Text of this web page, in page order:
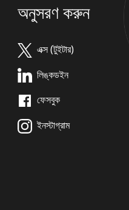
অনুসরণ করুন
এক্স (টুইটার)
লিঙ্কডইন
ফেসবুক
ইনস্টাগ্রাম